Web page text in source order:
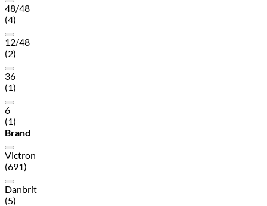
48/48
(4)
12/48
(2)
36
(1)
6
(1)
Brand
Victron
(691)
Danbrit
(5)